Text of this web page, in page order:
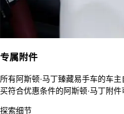
专属附件
所有阿斯顿·马丁臻藏易手车的车
买符合优惠条件的阿斯顿·马丁附件
探索细节